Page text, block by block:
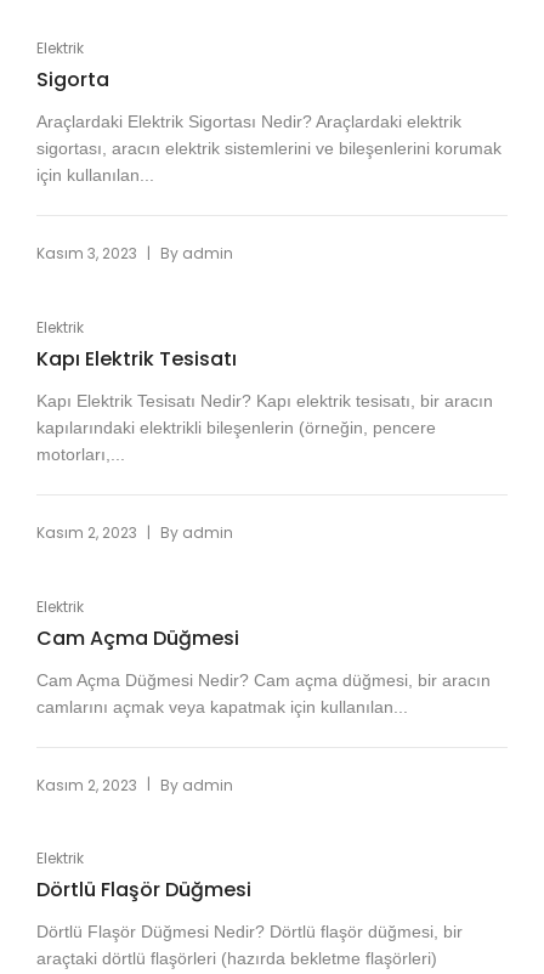
Elektrik
Sigorta
Araçlardaki Elektrik Sigortası Nedir? Araçlardaki elektrik
sigortası, aracın elektrik sistemlerini ve bileşenlerini korumak
için kullanılan...
Kasım 3, 2023 | By admin
Elektrik
Kapı Elektrik Tesisatı
Kapı Elektrik Tesisatı Nedir? Kapı elektrik tesisatı, bir aracın
kapılarındaki elektrikli bileşenlerin (örneğin, pencere
motorları,...
Kasım 2, 2023 | By admin
Elektrik
Cam Açma Düğmesi
Cam Açma Düğmesi Nedir? Cam açma düğmesi, bir aracın
camlarını açmak veya kapatmak için kullanılan...
Kasım 2, 2023 By admin
Elektrik
Dörtlü Flaşör Düğmesi
Dörtlü Flaşör Düğmesi Nedir? Dörtlü flaşör düğmesi, bir
araçtaki dörtlü flaşörleri (hazırda bekletme flaşörleri)